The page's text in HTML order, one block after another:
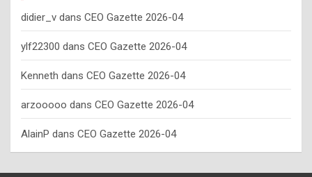
y
o
u
s
h
o
didier_v dans CEO Gazette 2026-04
ylf22300 dans CEO Gazette 2026-04
Kenneth dans CEO Gazette 2026-04
arzooooo dans CEO Gazette 2026-04
AlainP dans CEO Gazette 2026-04